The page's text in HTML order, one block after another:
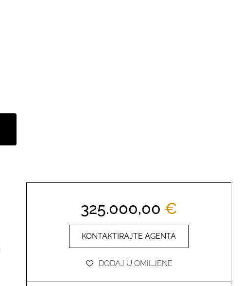
325.000,00 €
KONTAKTIRAJTE AGENTA
DODAJ U OMILJENE